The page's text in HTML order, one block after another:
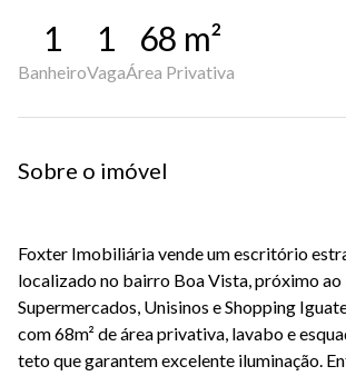
1
Banheiro
1
Vaga
68 m²
Área Privativa
Sobre o imóvel
Foxter Imobiliária vende um escritório
localizado no bairro Boa Vista, próximo
Supermercados, Unisinos e Shopping
com 68m² de área privativa, lavabo e
teto que garantem excelente iluminação.